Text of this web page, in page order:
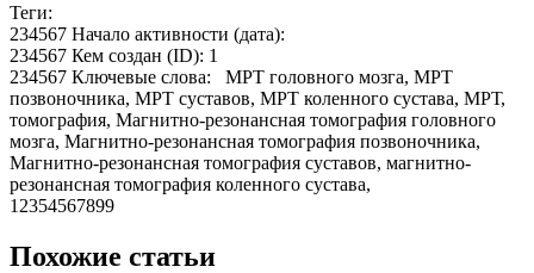
Теги:
234567 Начало активности (дата):
234567 Кем создан (ID): 1
234567 Ключевые слова: МРТ головного мозга, МРТ
позвоночника, МРТ суставов, МРТ коленного сустава, МРТ,
томография, Магнитно-резонансная томография головного
мозга, Магнитно-резонансная томография позвоночника,
Магнитно-резонансная томография суставов, магнитно-
резонансная томография коленного сустава,
12354567899
Похожие статьи